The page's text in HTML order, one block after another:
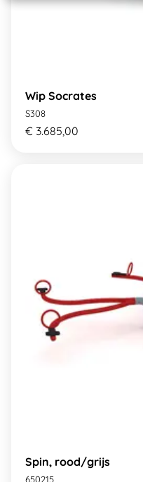
Wip Socrates
S308
€ 3.685,00
Spin, rood/grijs
650215